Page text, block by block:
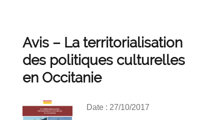
Avis – La territorialisation
des politiques culturelles
en Occitanie
Date : 27/10/2017